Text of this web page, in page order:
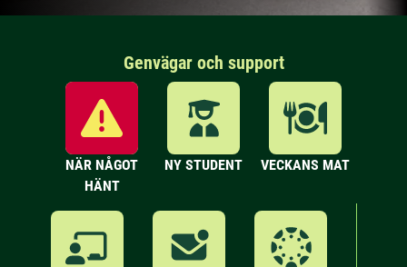
Genvägar och support
NÄR NÅGOT
HÄNT
NY STUDENT VECKANS MAT